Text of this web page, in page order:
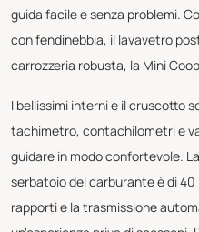
guida facile e senza problemi.
con fendinebbia, il lavavetro
carrozzeria robusta, la Mini
I bellissimi interni e il cruscotto
tachimetro, contachilometri e
guidare in modo confortevole.
serbatoio del carburante è di
rapporti e la trasmissione